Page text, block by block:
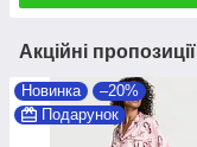
Акційні
Новинка
–20%
Подарунок